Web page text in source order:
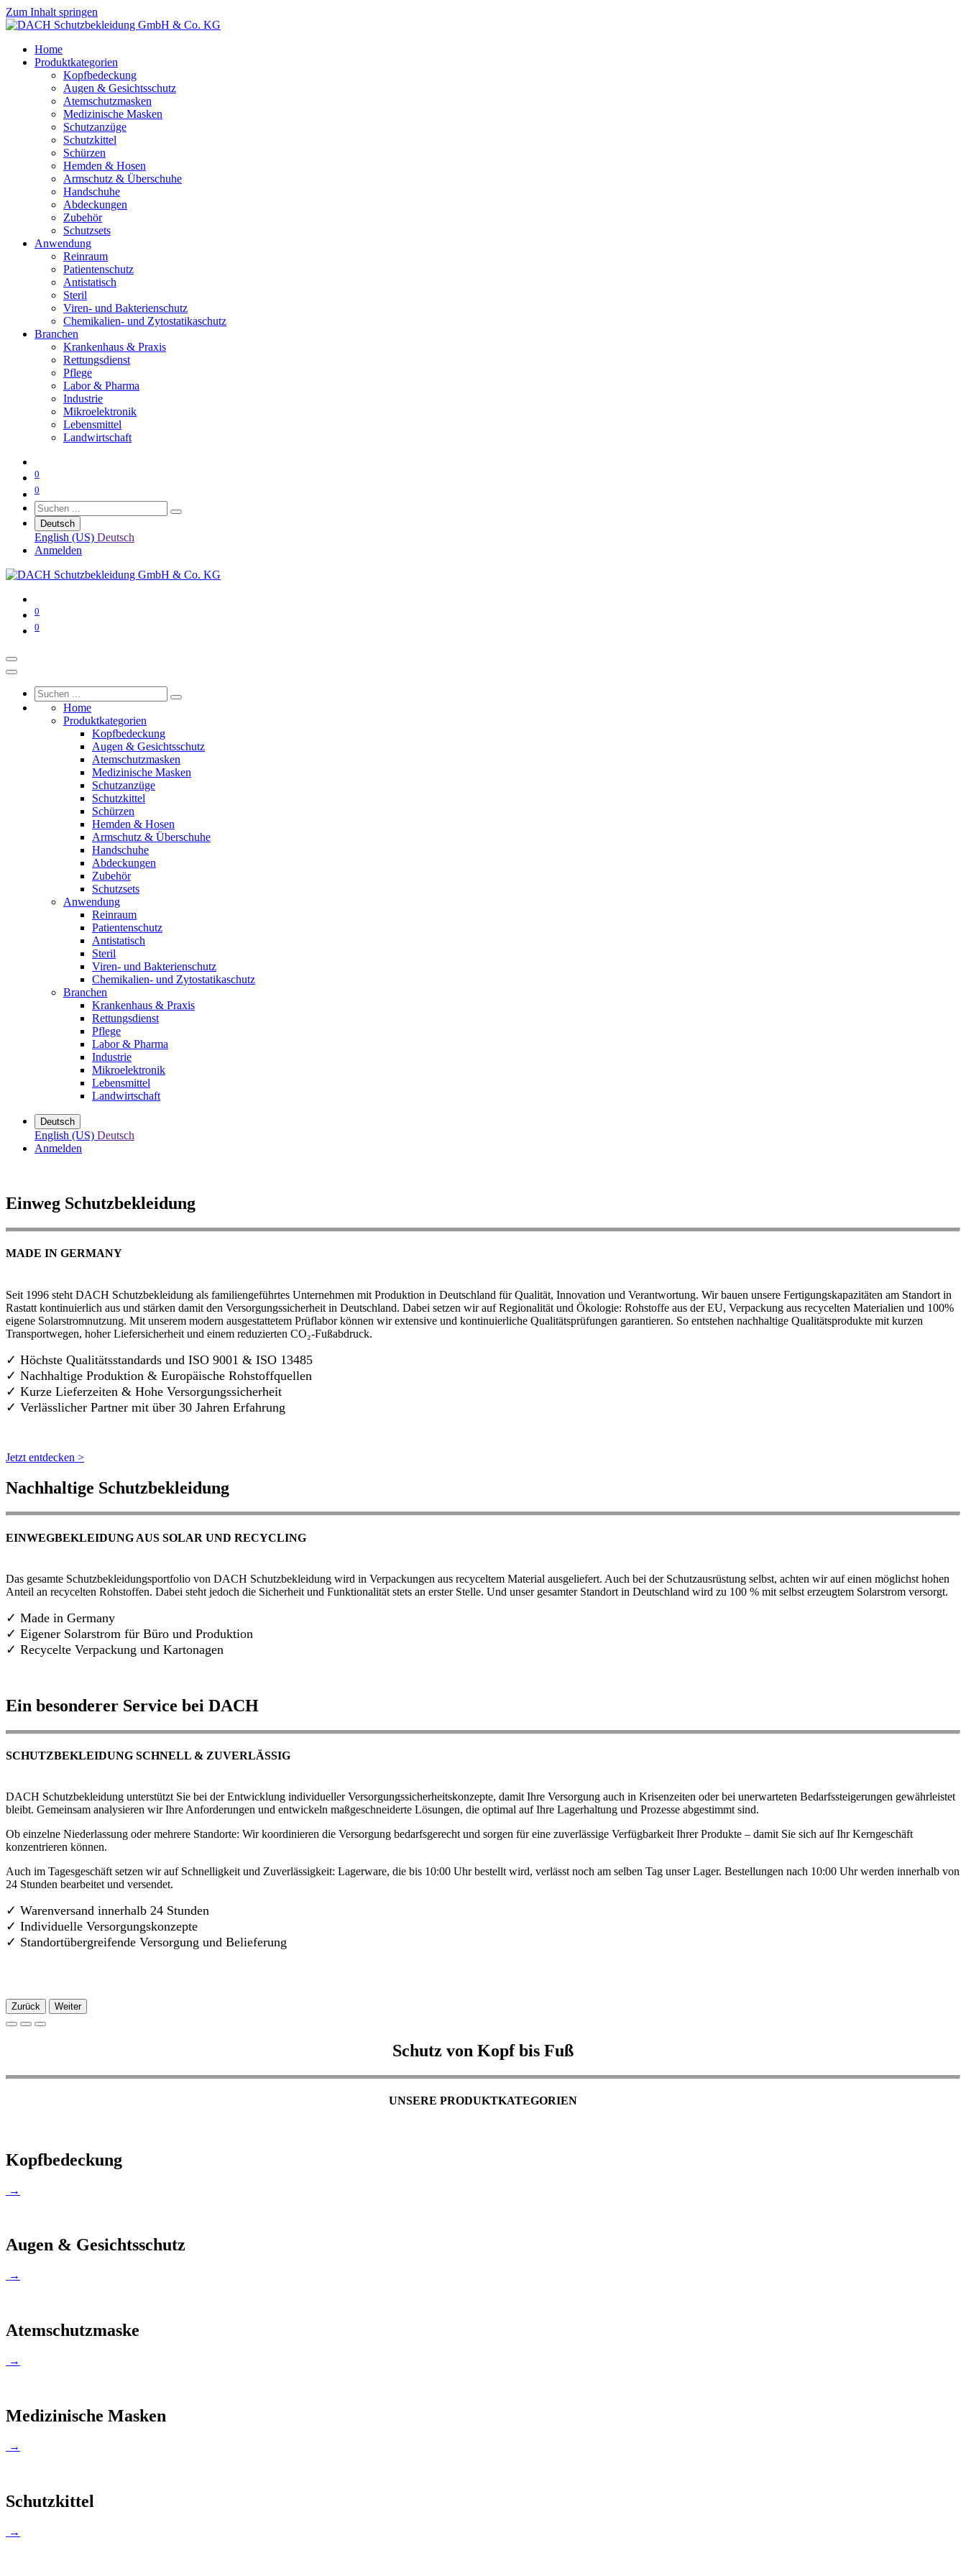
Zum Inhalt springen
Home
Produktkategorien
Kopfbedeckung
Augen & Gesichtsschutz
Atemschutzmasken
Medizinische Masken
Schutzanzüge
Schutzkittel
Schürzen
Hemden & Hosen
Armschutz & Überschuhe
Handschuhe
Abdeckungen
Zubehör
Schutzsets
Anwendung
Reinraum
Patientenschutz
Antistatisch
Steril
Viren- und Bakterienschutz
Chemikalien- und Zytostatikaschutz
Branchen
Krankenhaus & Praxis
Rettungsdienst
Pflege
Labor & Pharma
Industrie
Mikroelektronik
Lebensmittel
Landwirtschaft
0
0
Deutsch
English (US) Deutsch
Anmelden
0
0
Home
Produktkategorien
Kopfbedeckung
Augen & Gesichtsschutz
Atemschutzmasken
Medizinische Masken
Schutzanzüge
Schutzkittel
Schürzen
Hemden & Hosen
Armschutz & Überschuhe
Handschuhe
Abdeckungen
Zubehör
Schutzsets
Anwendung
Reinraum
Patientenschutz
Antistatisch
Steril
Viren- und Bakterienschutz
Chemikalien- und Zytostatikaschutz
Branchen
Krankenhaus & Praxis
Rettungsdienst
Pflege
Labor & Pharma
Industrie
Mikroelektronik
Lebensmittel
Landwirtschaft
Deutsch
English (US) Deutsch
Anmelden
Einweg Schutzbekleidung
MADE IN GERMANY
Seit 1996 steht DACH Schutzbekleidung als familiengeführtes Unternehmen mit Produktion in Deutschland für Qualität, Innovation und Verantwortung. Wir bauen unsere Fertigungskapazitäten am Standort in
Rastatt kontinuierlich aus und stärken damit den Versorgungssicherheit in Deutschland. Dabei setzen wir auf Regionalität und Ökologie: Rohstoffe aus der EU, Verpackung aus recycelten Materialien und 100%
eigene Solarstromnutzung. Mit unserem modern ausgestattetem Prüflabor können wir extensive und kontinuierliche Qualitätsprüfungen garantieren. So entstehen nachhaltige Qualitätsprodukte mit kurzen
Transportwegen, hoher Liefersicherheit und einem reduzierten CO₂-Fußabdruck.
✓ Höchste Qualitätsstandards und ISO 9001 & ISO 13485
✓ Nachhaltige Produktion & Europäische Rohstoffquellen
✓ Kurze Lieferzeiten & Hohe Versorgungssicherheit
✓ Verlässlicher Partner mit über 30 Jahren Erfahrung
Jetzt entdecken >
Nachhaltige Schutzbekleidung
EINWEGBEKLEIDUNG AUS SOLAR UND RECYCLING
Das gesamte Schutzbekleidungsportfolio von DACH Schutzbekleidung wird in Verpackungen aus recyceltem Material ausgeliefert. Auch bei der Schutzausrüstung selbst, achten wir auf einen möglichst hohen
Anteil an recycelten Rohstoffen. Dabei steht jedoch die Sicherheit und Funktionalität stets an erster Stelle. Und unser gesamter Standort in Deutschland wird zu 100 % mit selbst erzeugtem Solarstrom versorgt.
✓ Made in Germany
✓ Eigener Solarstrom für Büro und Produktion
✓ Recycelte Verpackung und Kartonagen
Ein besonderer Service bei DACH
SCHUTZBEKLEIDUNG SCHNELL & ZUVERLÄSSIG
DACH Schutzbekleidung unterstützt Sie bei der Entwicklung individueller Versorgungssicherheitskonzepte, damit Ihre Versorgung auch in Krisenzeiten oder bei unerwarteten Bedarfssteigerungen gewährleistet
bleibt. Gemeinsam analysieren wir Ihre Anforderungen und entwickeln maßgeschneiderte Lösungen, die optimal auf Ihre Lagerhaltung und Prozesse abgestimmt sind.
Ob einzelne Niederlassung oder mehrere Standorte: Wir koordinieren die Versorgung bedarfsgerecht und sorgen für eine zuverlässige Verfügbarkeit Ihrer Produkte – damit Sie sich auf Ihr Kerngeschäft
konzentrieren können.
Auch im Tagesgeschäft setzen wir auf Schnelligkeit und Zuverlässigkeit: Lagerware, die bis 10:00 Uhr bestellt wird, verlässt noch am selben Tag unser Lager. Bestellungen nach 10:00 Uhr werden innerhalb von
24 Stunden bearbeitet und versendet.
✓ Warenversand innerhalb 24 Stunden
✓ Individuelle Versorgungskonzepte
✓ Standortübergreifende Versorgung und Belieferung
Zurück Weiter
Schutz von Kopf bis Fuß
UNSERE PRODUKTKATEGORIEN
Kopfbedeckung
→
Augen & Gesichtsschutz
→
Atemschutzmaske
→
Medizinische Masken
→
Schutzkittel
→